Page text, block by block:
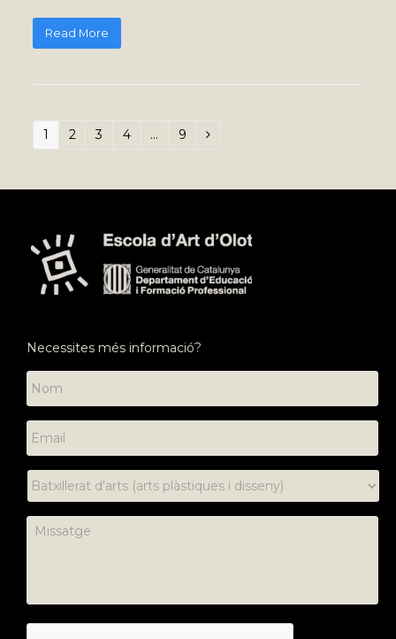
Read More
Page
1 Page
2 Page
3 Page
4 … Page
9
Necessites més informació?